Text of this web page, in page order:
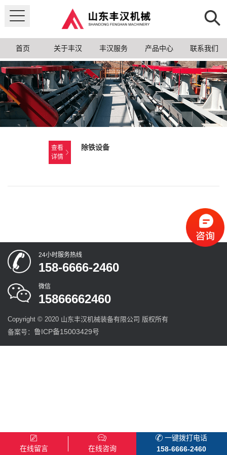
首页 关于丰汉 丰汉服务 产品中心 联系我们
查看
详情
除铁设备
24小时服务热线
158-6666-2460
微信
15866662460
Copyright © 2020 山东丰汉机械装备有限公司 版权所有
备案号： 鲁ICP备15003429号
在线留言 在线咨询
一键拨打电话
158-6666-2460